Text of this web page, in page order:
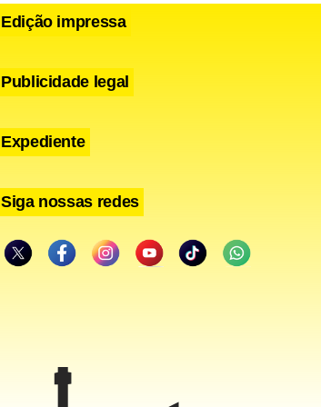
Edição impressa
Publicidade legal
Expediente
Siga nossas redes